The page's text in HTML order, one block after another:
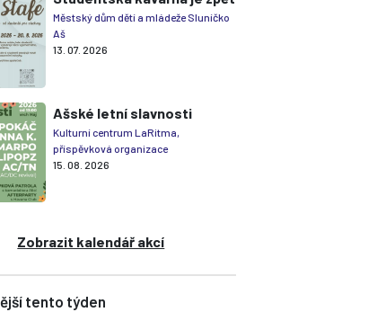
Městský dům dětí a mládeže Sluníčko
Aš
13. 07. 2026
Ašské letní slavnosti
Kulturní centrum LaRitma,
příspěvková organizace
15. 08. 2026
Zobrazit kalendář akcí
tento týden